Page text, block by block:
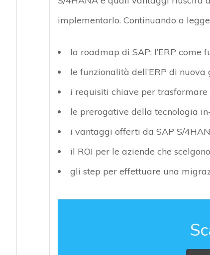
implementarlo. Continuando a
la roadmap di SAP: l’ERP
le funzionalità dell’ERP di
i requisiti chiave per trasformare
le prerogative della tecnologia
i vantaggi offerti da SAP S/
il ROI per le aziende che
gli step per effettuare una